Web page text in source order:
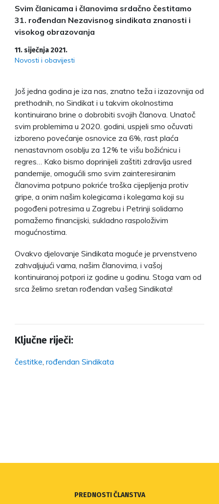
Svim članicama i članovima srdačno čestitamo
31. rođendan Nezavisnog sindikata znanosti i
visokog obrazovanja
11. siječnja 2021.
Novosti i obavijesti
Još jedna godina je iza nas, znatno teža i izazovnija od
prethodnih, no Sindikat i u takvim okolnostima
kontinuirano brine o dobrobiti svojih članova. Unatoč
svim problemima u 2020. godini, uspjeli smo očuvati
izboreno povećanje osnovice za 6%, rast plaća
nenastavnom osoblju za 12% te višu božićnicu i
regres… Kako bismo doprinijeli zaštiti zdravlja usred
pandemije, omogućili smo svim zainteresiranim
članovima potpuno pokriće troška cijepljenja protiv
gripe, a onim našim kolegicama i kolegama koji su
pogođeni potresima u Zagrebu i Petrinji solidarno
pomažemo financijski, sukladno raspoloživim
mogućnostima.
Ovakvo djelovanje Sindikata moguće je prvenstveno
zahvaljujući vama, našim članovima, i vašoj
kontinuiranoj potpori iz godine u godinu. Stoga vam od
srca želimo sretan rođendan vašeg Sindikata!
Ključne riječi:
čestitke rođendan Sindikata
PREDNOSTI ČLANSTVA